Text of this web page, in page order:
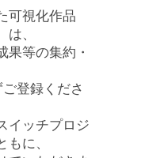
可視化作品
は、
果等の集約・
登録くださ
イッチプロジ
に、